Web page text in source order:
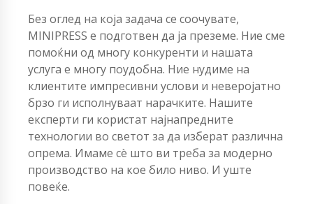
Без оглед на која задача се соочувате,
MINIPRESS е подготвен да ја преземе. Ние сме
помоќни од многу конкуренти и нашата
услуга е многу поудобна. Ние нудиме на
клиентите импресивни услови и неверојатно
брзо ги исполнуваат нарачките. Нашите
експерти ги користат најнапредните
технологии во светот за да изберат различна
опрема. Имаме сè што ви треба за модерно
производство на кое било ниво. И уште
повеќе.